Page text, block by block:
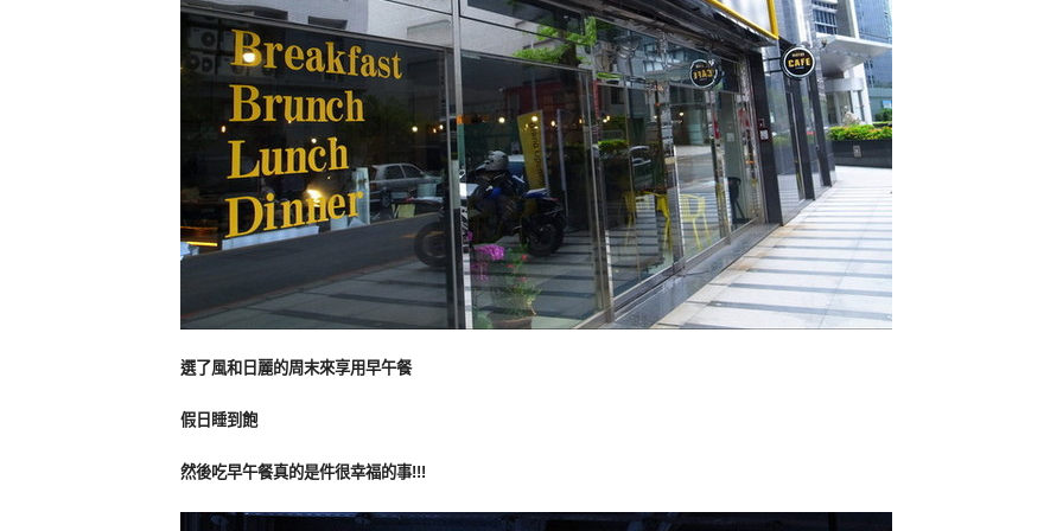
選了風和日麗的周末來享用早午餐
假日睡到飽
然後吃早午餐真的是件很幸福的事!!!